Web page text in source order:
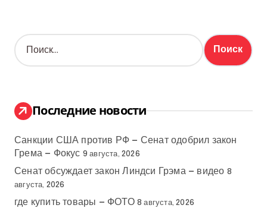
Н
а
:
Последние новости
Санкции США против РФ — Сенат одобрил закон
Грема — Фокус 9 августа, 2026
Сенат обсуждает закон Линдси Грэма — видео 8
августа, 2026
где купить товары — ФОТО 8 августа, 2026